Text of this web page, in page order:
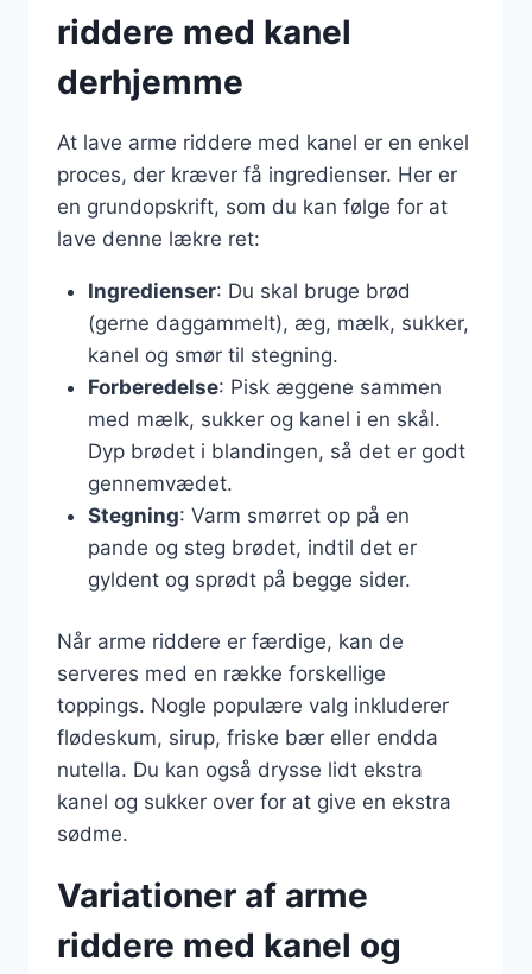
riddere med kanel
derhjemme
At lave arme riddere med kanel er en enkel
proces, der kræver få ingredienser. Her er
en grundopskrift, som du kan følge for at
lave denne lækre ret:
Ingredienser: Du skal bruge brød
(gerne daggammelt), æg, mælk, sukker,
kanel og smør til stegning.
Forberedelse: Pisk æggene sammen
med mælk, sukker og kanel i en skål.
Dyp brødet i blandingen, så det er godt
gennemvædet.
Stegning: Varm smørret op på en
pande og steg brødet, indtil det er
gyldent og sprødt på begge sider.
Når arme riddere er færdige, kan de
serveres med en række forskellige
toppings. Nogle populære valg inkluderer
flødeskum, sirup, friske bær eller endda
nutella. Du kan også drysse lidt ekstra
kanel og sukker over for at give en ekstra
sødme.
Variationer af arme
riddere med kanel og